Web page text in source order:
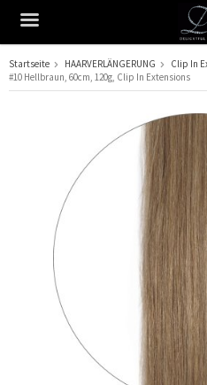
Das Produkt wurde in
Startseite HAARVERLÄNGERUNG Clip In
#10 Hellbraun, 60cm, 120g, Clip In Extensions